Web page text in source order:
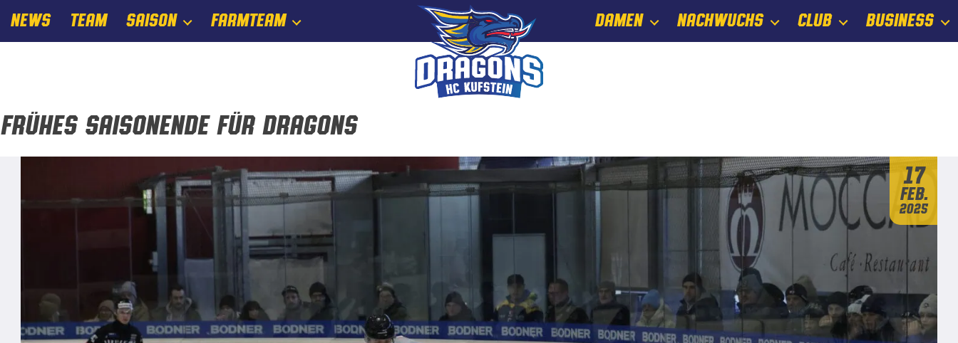
NEWS TEAM SAISON FARMTEAM DAMEN NACHWUCHS CLUB BUSINESS
Frühes Saisonende für Dragons
17
Feb.
2025